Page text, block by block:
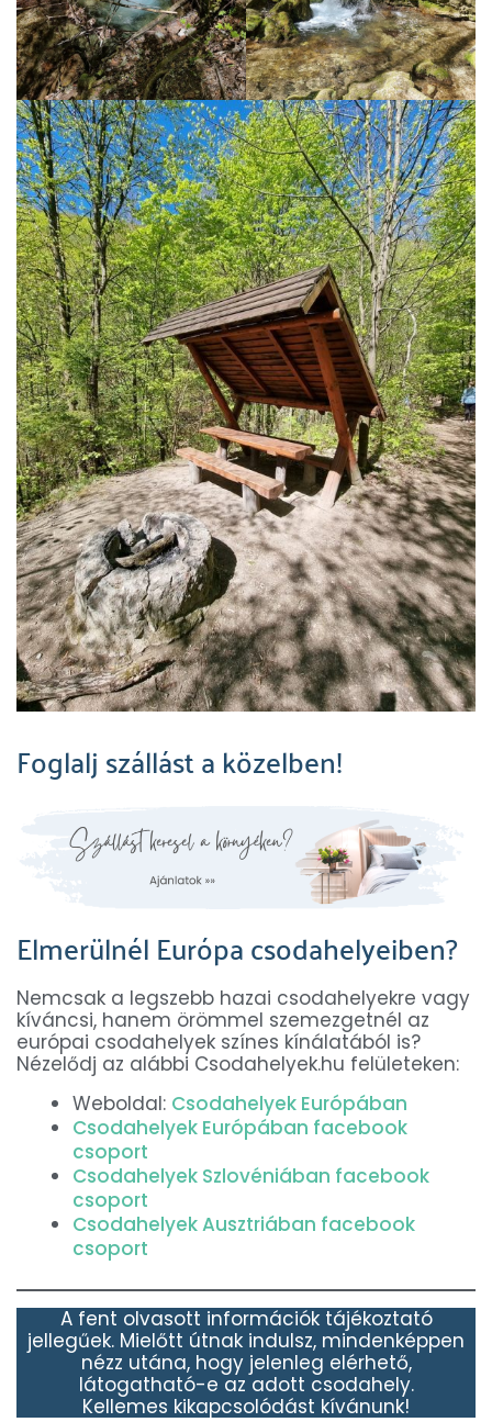
Foglalj szállást a közelben!
Elmerülnél Európa csodahelyeiben?
Nemcsak a legszebb hazai csodahelyekre vagy
kíváncsi, hanem örömmel szemezgetnél az
európai csodahelyek színes kínálatából is?
Nézelődj az alábbi Csodahelyek.hu felületeken:
Weboldal: Csodahelyek Európában
Csodahelyek Európában facebook
csoport
Csodahelyek Szlovéniában facebook
csoport
Csodahelyek Ausztriában facebook
csoport
A fent olvasott információk tájékoztató
jellegűek. Mielőtt útnak indulsz, mindenképpen
nézz utána, hogy jelenleg elérhető,
látogatható-e az adott csodahely.
Kellemes kikapcsolódást kívánunk!